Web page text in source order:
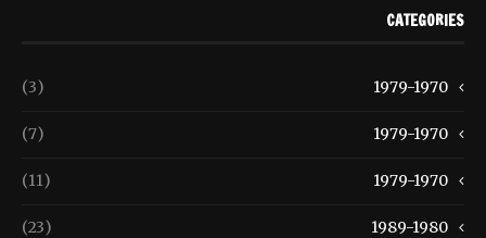
CATEGORIES
1979-1970
(3)
1979-1970
(7)
1979-1970
(11)
1989-1980
(23)